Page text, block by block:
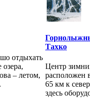
отдыхать
– летом,
Тахко
Центр
расположен
65 км к
здесь